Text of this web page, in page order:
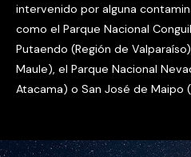
intervenido por alguna
como el Parque Nacional
Putaendo (Región de
Maule), el Parque Nacional
Atacama) o San José de Maipo